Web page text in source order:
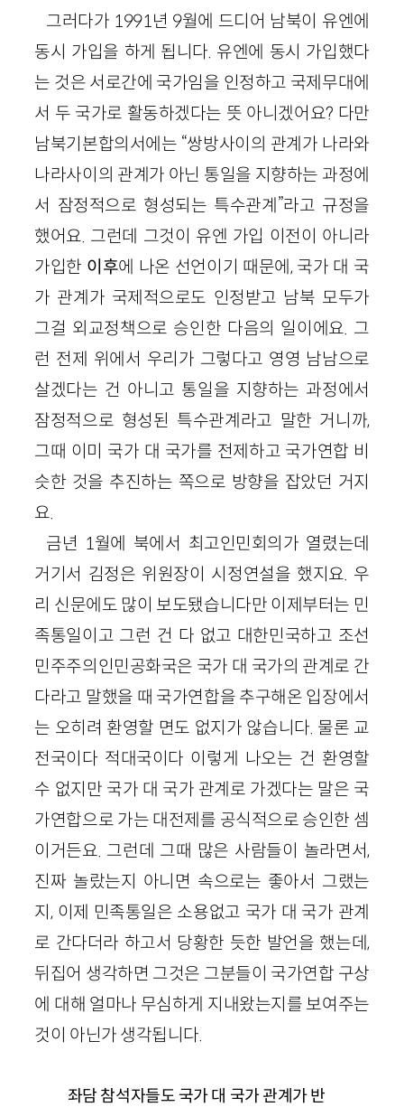
그러다가 1991년 9월에 드디어 남북이 유엔에
동시 가입을 하게 됩니다. 유엔에 동시 가입했다
는 것은 서로간에 국가임을 인정하고 국제무대에
서 두 국가로 활동하겠다는 뜻 아니겠어요? 다만
남북기본합의서에는 “쌍방사이의 관계가 나라와
나라사이의 관계가 아닌 통일을 지향하는 과정에
서 잠정적으로 형성되는 특수관계”라고 규정을
했어요. 그런데 그것이 유엔 가입 이전이 아니라
가입한 이후에 나온 선언이기 때문에, 국가 대 국
가 관계가 국제적으로도 인정받고 남북 모두가
그걸 외교정책으로 승인한 다음의 일이에요. 그
런 전제 위에서 우리가 그렇다고 영영 남남으로
살겠다는 건 아니고 통일을 지향하는 과정에서
잠정적으로 형성된 특수관계라고 말한 거니까,
그때 이미 국가 대 국가를 전제하고 국가연합 비
슷한 것을 추진하는 쪽으로 방향을 잡았던 거지
요.
금년 1월에 북에서 최고인민회의가 열렸는데
거기서 김정은 위원장이 시정연설을 했지요. 우
리 신문에도 많이 보도됐습니다만 이제부터는 민
족통일이고 그런 건 다 없고 대한민국하고 조선
민주주의인민공화국은 국가 대 국가의 관계로 간
다라고 말했을 때 국가연합을 추구해온 입장에서
는 오히려 환영할 면도 없지가 않습니다. 물론 교
전국이다 적대국이다 이렇게 나오는 건 환영할
수 없지만 국가 대 국가 관계로 가겠다는 말은 국
가연합으로 가는 대전제를 공식적으로 승인한 셈
이거든요. 그런데 그때 많은 사람들이 놀라면서,
진짜 놀랐는지 아니면 속으로는 좋아서 그랬는
지, 이제 민족통일은 소용없고 국가 대 국가 관계
로 간다더라 하고서 당황한 듯한 발언을 했는데,
뒤집어 생각하면 그것은 그분들이 국가연합 구상
에 대해 얼마나 무심하게 지내왔는지를 보여주는
것이 아닌가 생각됩니다.
좌담 참석자들도 국가 대 국가 관계가 반